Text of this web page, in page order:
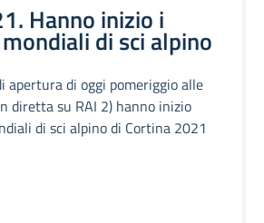
Hanno inizio i
di sci alpino
apertura di oggi pomeriggio alle
diretta su RAI 2) hanno inizio
di sci alpino di Cortina 2021